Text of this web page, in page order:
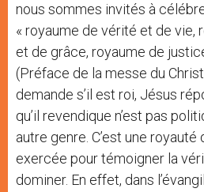
nous sommes invités à
« royaume de vérité et de vie,
et de grâce, royaume de
(Préface de la messe du
demande s’il est roi, Jésus
qu’il revendique n’est pas
autre genre. C’est une royauté
exercée pour témoigner la
dominer. En effet, dans